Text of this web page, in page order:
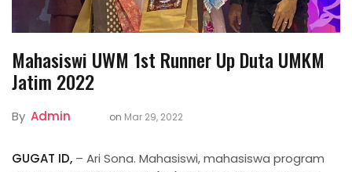
Mahasiswi UWM 1st Runner Up Duta UMKM
Jatim 2022
By Admin on Mar 29, 2022
GUGAT ID, – Ari Sona. Mahasiswi, mahasiswa program